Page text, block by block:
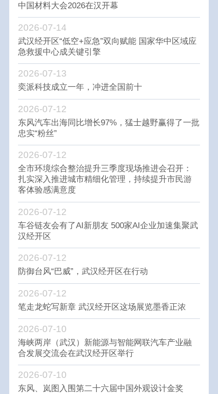
中国材料大会2026在汉开幕
武汉经开区“低空+应急”双向赋能 国家华中区域应
急救援中心成关键引擎
2026-07-14
奕派科技成立一年，冲进全国前十
2026-07-13
东风汽车出海同比增长97%，猛士越野赢得了一批
忠实“粉丝”
2026-07-12
全市环境综合整治提升三季度现场推进会召开：
扎实深入推进城市精细化管理，持续提升市民游
客体验感满意度
2026-07-12
车谷链友会有了AI新朋友 500家AI企业加速集聚武
汉经开区
2026-07-12
防御台风“巴威”，武汉经开区在行动
2026-07-12
笔走龙蛇写新章 武汉经开区这场展览墨香正浓
2026-07-12
海峡两岸（武汉）新能源与智能网联汽车产业融
合发展交流会在武汉经开区举行
2026-07-10
东风、岚图入围第二十六届中国外观设计金奖
2026-07-10